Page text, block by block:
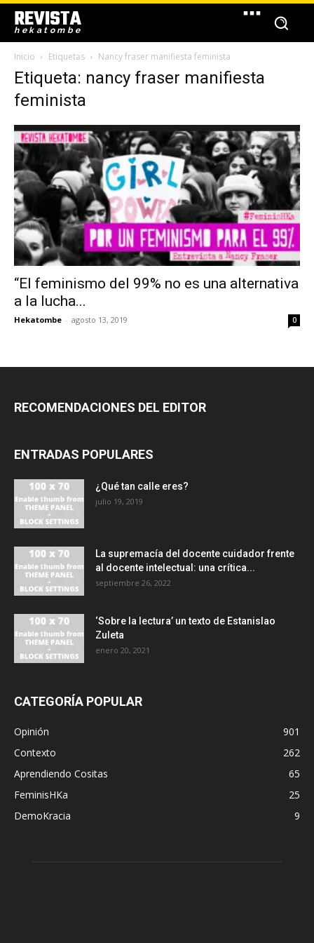
REVISTA
hekatombe
Inicio Etiquetas Nancy fraser manifiesta feminista
Etiqueta: nancy fraser manifiesta
feminista
“El feminismo del 99% no es una alternativa
a la lucha...
Hekatombe - agosto 13, 2019 0
RECOMENDACIONES DEL EDITOR
ENTRADAS POPULARES
¿Qué tan calle eres?
julio 19, 2019
La supremacía del docente cuidador frente
al docente intelectual: una crítica...
septiembre 26, 2022
‘Sobre la lectura’ un texto de Estanislao
Zuleta
enero 20, 2021
CATEGORÍA POPULAR
Opinión
901
Contexto
262
Aprendiendo Cositas
65
FeminisHKa
25
DemoKracia
9